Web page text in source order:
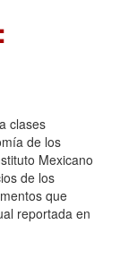
clases
de los
Mexicano
de los
que
reportada en